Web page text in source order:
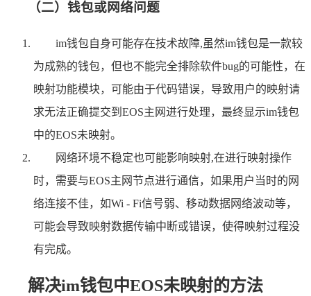
（二）钱包或网络问题
im钱包自身可能存在技术故障,虽然im钱包是一款较
为成熟的钱包，但也不能完全排除软件bug的可能性，在
映射功能模块，可能由于代码错误，导致用户的映射请
求无法正确提交到EOS主网进行处理，最终显示im钱包
中的EOS未映射。
网络环境不稳定也可能影响映射,在进行映射操作
时，需要与EOS主网节点进行通信，如果用户当时的网
络连接不佳，如Wi - Fi信号弱、移动数据网络波动等，
可能会导致映射数据传输中断或错误，使得映射过程没
有完成。
解决im钱包中EOS未映射的方法